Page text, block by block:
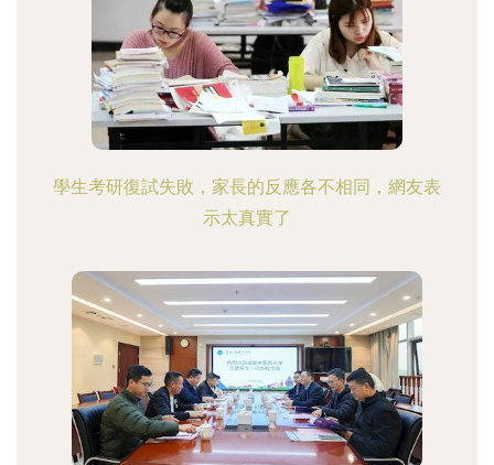
學生考研復試失敗，家長的反應各不相同，網友表
示太真實了